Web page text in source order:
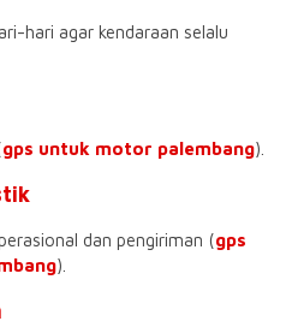
hari agar kendaraan selalu
gps untuk motor palembang).
dan pengiriman (gps
).